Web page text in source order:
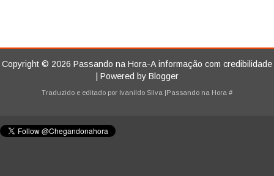
Copyright © 2026 Passando na Hora-A informação com credibilidade
| Powered by Blogger
Traduzido e editado por Ivanildo Silva |Passando na Hora #